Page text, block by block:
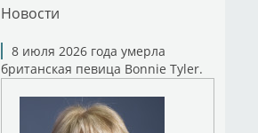
Новости
8 июля 2026 года умерла
британская певица Bonnie Tyler.